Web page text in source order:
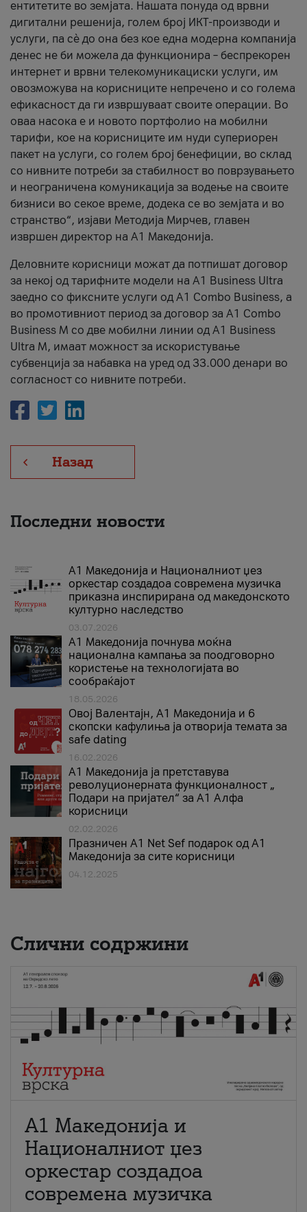
ентитетите во земјата. Нашата понуда од врвни
дигитални решенија, голем број ИКТ-производи и
услуги, па сè до она без кое една модерна компанија
денес не би можела да функционира – беспрекорен
интернет и врвни телекомуникациски услуги, им
овозможува на корисниците непречено и со голема
ефикасност да ги извршуваат своите операции. Во
оваа насока е и новото портфолио на мобилни
тарифи, кое на корисниците им нуди супериорен
пакет на услуги, со голем број бенефиции, во склад
со нивните потреби за стабилност во поврзувањето
и неограничена комуникација за водење на своите
бизниси во секое време, додека се во земјата и во
странство“, изјави Методија Мирчев, главен
извршен директор на А1 Македонија.
Деловните корисници можат да потпишат договор
за некој од тарифните модели на A1 Business Ultra
заедно со фиксните услуги од A1 Combo Business, а
во промотивниот период за договор за A1 Combo
Business M со две мобилни линии од A1 Business
Ultra M, имаат можност за искористување
субвенција за набавка на уред од 33.000 денари во
согласност со нивните потреби.
Назад
Последни новости
А1 Македонија и Националниот џез
оркестар создадоа современа музичка
приказна инспирирана од македонското
културно наследство
03.07.2026
A1 Македонија почнува моќна
национална кампања за поодговорно
користење на технологијата во
сообраќајот
18.05.2026
Овој Валентајн, A1 Македонија и 6
скопски кафулиња ја отворија темата за
safe dating
16.02.2026
А1 Македонија ја претставува
револуционерната функционалност „
Подари на пријател“ за А1 Алфа
корисници
02.02.2026
Празничен A1 Net Sеf подарок од А1
Македонија за сите корисници
04.12.2025
Слични содржини
А1 Македонија и
Националниот џез
оркестар создадоа
современа музичка